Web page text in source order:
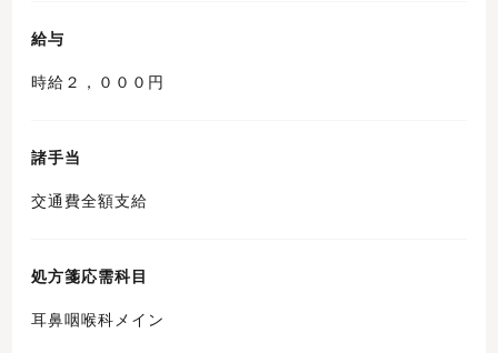
給与
時給２，０００円
諸手当
交通費全額支給
処方箋応需科目
耳鼻咽喉科メイン